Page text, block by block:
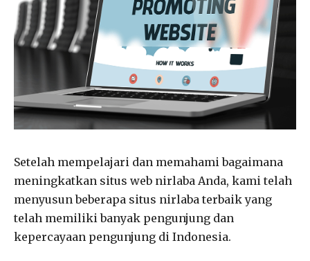
Setelah mempelajari dan memahami bagaimana
meningkatkan situs web nirlaba Anda, kami telah
menyusun beberapa situs nirlaba terbaik yang
telah memiliki banyak pengunjung dan
kepercayaan pengunjung di Indonesia.